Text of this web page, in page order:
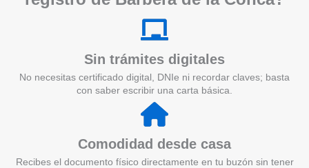
Sin trámites digitales
No necesitas certificado digital, DNIe ni recordar claves; basta
con saber escribir una carta básica.
Comodidad desde casa
Recibes el documento físico directamente en tu buzón sin tener